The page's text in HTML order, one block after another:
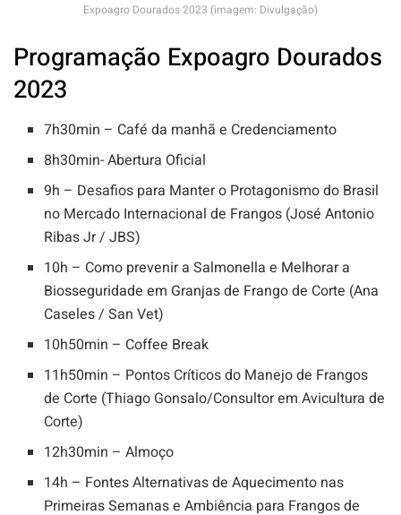
Expoagro Dourados 2023 (imagem: Divulgação)
Programação Expoagro Dourados
2023
7h30min – Café da manhã e Credenciamento
8h30min- Abertura Oficial
9h – Desafios para Manter o Protagonismo do Brasil
no Mercado Internacional de Frangos (José Antonio
Ribas Jr / JBS)
10h – Como prevenir a Salmonella e Melhorar a
Biosseguridade em Granjas de Frango de Corte (Ana
Caseles / San Vet)
10h50min – Coffee Break
11h50min – Pontos Críticos do Manejo de Frangos
de Corte (Thiago Gonsalo/Consultor em Avicultura de
Corte)
12h30min – Almoço
14h – Fontes Alternativas de Aquecimento nas
Primeiras Semanas e Ambiência para Frangos de